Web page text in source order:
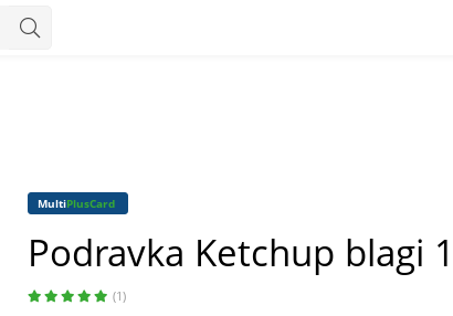
MultiPlusCard
Podravka Ketchup blagi
(1)